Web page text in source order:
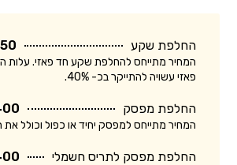
החלפת שקע - 250 ₪
המחיר מתייחס להחלפת שקע חד פאזי.
פאזי עשויה להתייקר בכ- 40%.
החלפת מפסק - 300 ₪
המחיר מתייחס למפסק יחיד או כפול וכולל
החלפת מפסק לתריס חשמלי - 300 ₪